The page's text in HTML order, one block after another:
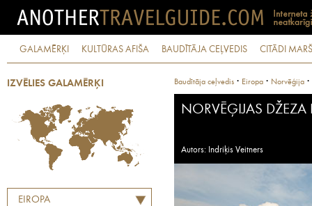
GALAMĒRĶI KULTŪRAS AFIŠA BAUDĪTĀJA CEĻVEDIS CITĀDI
IZVĒLIES GALAMĒRĶI
EIROPA
Baudītāja ceļvedis · Eiropa · Norvēģija ·
NORVĒĢIJAS DŽEZA
Autors: Indriķis Veitners